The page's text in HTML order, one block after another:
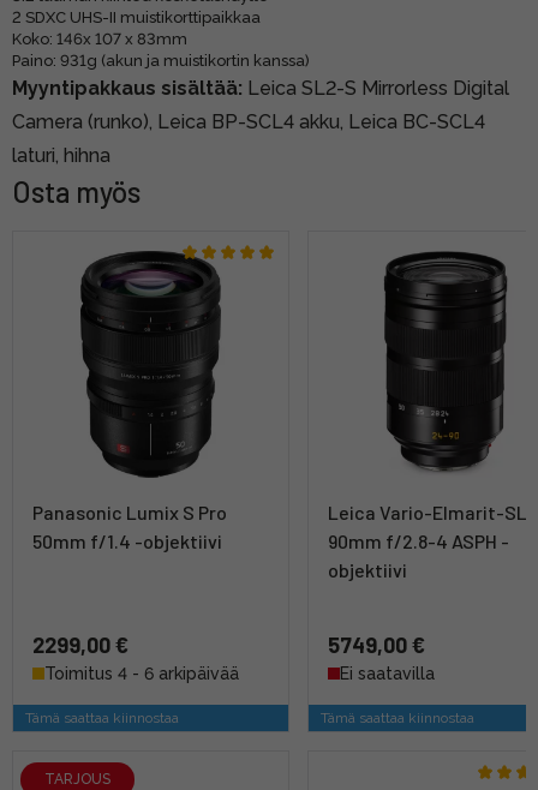
2 SDXC UHS-II muistikorttipaikkaa
Koko: 146x 107 x 83mm
Paino: 931g (akun ja muistikortin kanssa)
Myyntipakkaus sisältää: Leica SL2-S Mirrorless Digital
Camera (runko), Leica BP-SCL4 akku, Leica BC-SCL4
laturi, hihna
Osta myös
Panasonic Lumix S Pro
50mm f/1.4 -objektiivi
2299,00 €
Toimitus 4 - 6 arkipäivää
Tämä saattaa kiinnostaa
Leica Vario-Elmarit-SL
90mm f/2.8-4 ASPH -
objektiivi
5749,00 €
Ei saatavilla
Tämä saattaa kiinnostaa
TARJOUS